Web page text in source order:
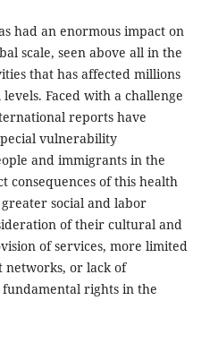
had an enormous impact on
scale, seen above all in the
that has affected millions
Faced with a challenge
reports have
vulnerability
and immigrants in the
consequences of this health
social and labor
of their cultural and
of services, more limited
or lack of
fundamental rights in the